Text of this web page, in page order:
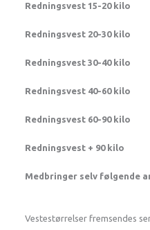
Redningsvest 15-20 kilo
Redningsvest 20-30 kilo
Redningsvest 30-40 kilo
Redningsvest 40-60 kilo
Redningsvest 60-90 kilo
Redningsvest + 90 kilo
Medbringer selv følgende
Vestestørrelser fremsendes